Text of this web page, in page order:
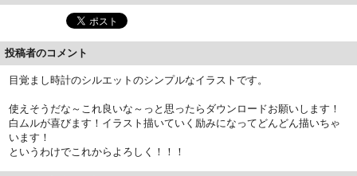
投稿者のコメント
目覚まし時計のシルエットのシンプルなイラストです。
使えそうだな～これ良いな～っと思ったらダウンロードお願いします！
白ムルが喜びます！イラスト描いていく励みになってどんどん描いちゃ
います！
というわけでこれからよろしく！！！